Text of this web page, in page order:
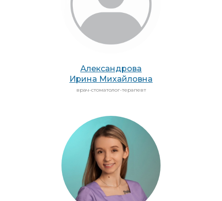
Александрова
Ирина Михайловна
врач-стоматолог-терапевт